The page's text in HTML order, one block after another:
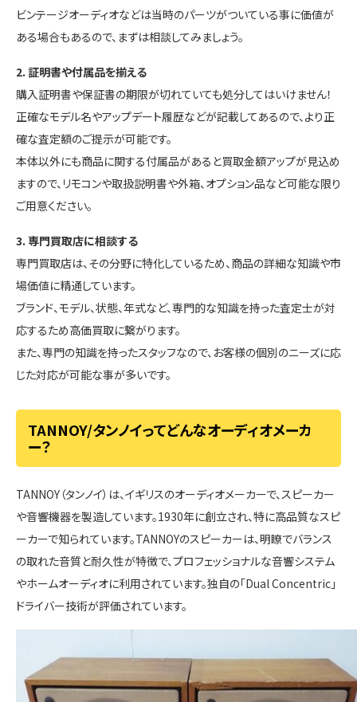
ビンテージオーディオなどは当時のパーツがついている事に価値が
ある場合もあるので、まずは相談してみましょう。
2. 証明書や付属品を揃える
購入証明書や保証書の期限が切れていても処分してはいけません！
正確なモデル名やアップデート履歴などが記載してあるので、より正
確な査定額のご提示が可能です。
本体以外にも商品に関する付属品があると買取金額アップが見込め
ますので、リモコンや取扱説明書や外箱、オプション品など可能な限り
ご用意ください。
3. 専門買取店に相談する
専門買取店は、その分野に特化しているため、商品の詳細な知識や市
場価値に精通しています。
ブランド、モデル、状態、年式など、専門的な知識を持った査定士が対
応するため高価買取に繋がります。
また、専門の知識を持ったスタッフなので、お客様の個別のニーズに応
じた対応が可能な事が多いです。
TANNOY/タンノイってどんなオーディオメーカ
ー？
TANNOY（タンノイ）は、イギリスのオーディオメーカーで、スピーカー
や音響機器を製造しています。1930年に創立され、特に高品質なスピ
ーカーで知られています。TANNOYのスピーカーは、明瞭でバランス
の取れた音質と耐久性が特徴で、プロフェッショナルな音響システム
やホームオーディオに利用されています。独自の「Dual Concentric」
ドライバー技術が評価されています。